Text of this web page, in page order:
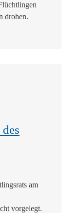
drohen.
am
vorgelegt.